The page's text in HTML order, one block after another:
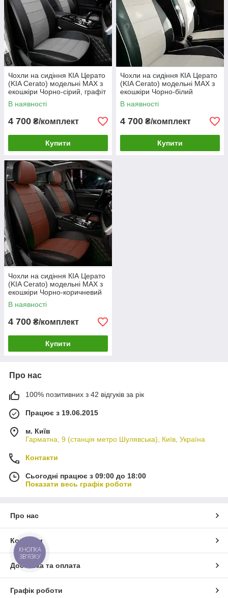
Чохли на сидіння КІА Церато
(KIA Cerato) модельні MAX з
екошкіри Чорно-сірий, графіт
В наявності
4 700 ₴/комплект
Купити
Чохли на сидіння КІА Церато
(KIA Cerato) модельні MAX з
екошкіри Чорно-білий
В наявності
4 700 ₴/комплект
Купити
Чохли на сидіння КІА Церато
(KIA Cerato) модельні MAX з
екошкіри Чорно-коричневий
В наявності
4 700 ₴/комплект
Купити
Про нас
100% позитивних з 42 відгуків за рік
Працює з 19.06.2015
м. Київ
Гарматна, 9 (станція метро Шулявська), Київ, Україна
Контакти
Сьогодні працює з 09:00 до 18:00
Показати весь графік роботи
Про нас
Контакти
Доставка та оплата
Графік роботи
КНОПКА
ЗВ'ЯЗКУ